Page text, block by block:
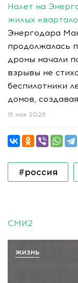
Налет на
жилых
Энергодара
продолжалась
дроны начали
взрывы не
беспилотники
домов,
15 мая 2026
#россия
СМИ2
ЖИЗНЬ